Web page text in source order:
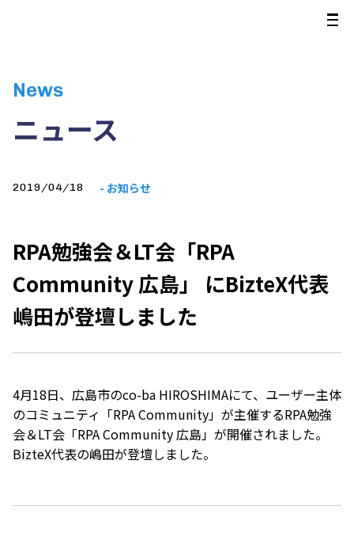
News
ニュース
2019/04/18 - お知らせ
RPA勉強会＆LT会「RPA
Community 広島」 にBizteX代表
嶋田が登壇しました
4月18日、広島市のco-ba HIROSHIMAにて、ユーザー主体
のコミュニティ「RPA Community」が主催するRPA勉強
会＆LT会「RPA Community 広島」が開催されました。
BizteX代表の嶋田が登壇しました。